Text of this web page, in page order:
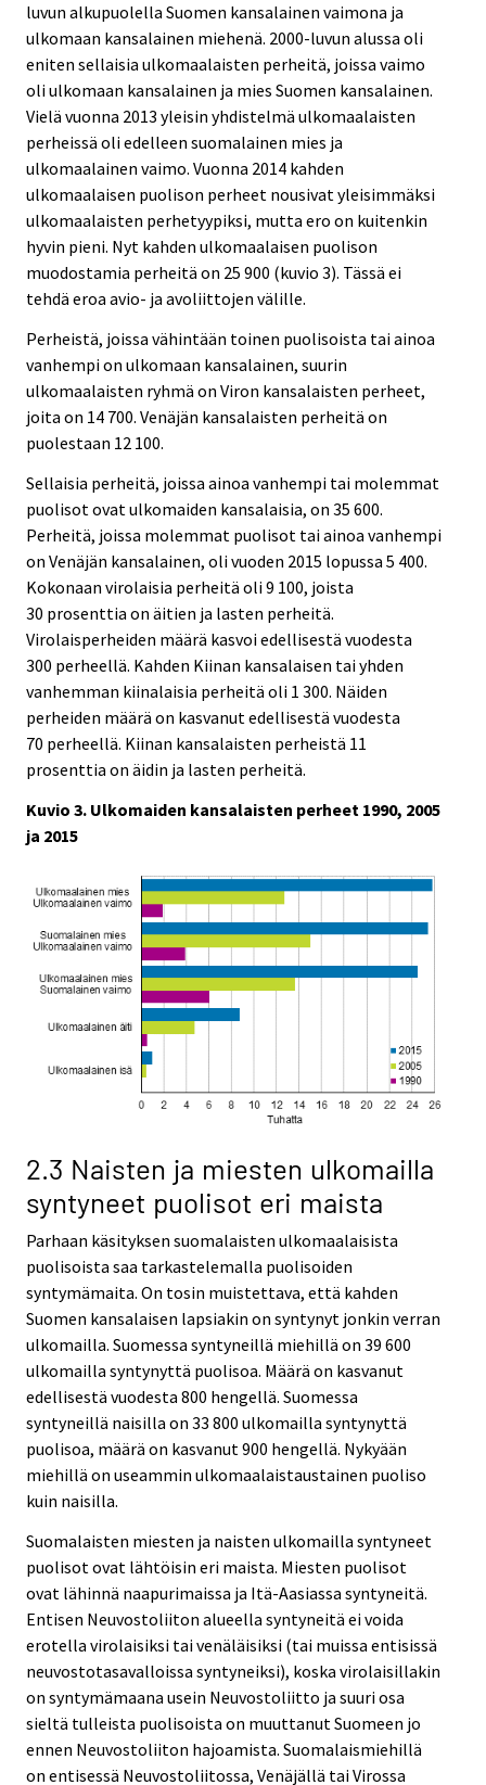
luvun alkupuolella Suomen kansalainen vaimona ja
ulkomaan kansalainen miehenä. 2000-luvun alussa oli
eniten sellaisia ulkomaalaisten perheitä, joissa vaimo
oli ulkomaan kansalainen ja mies Suomen kansalainen.
Vielä vuonna 2013 yleisin yhdistelmä ulkomaalaisten
perheissä oli edelleen suomalainen mies ja
ulkomaalainen vaimo. Vuonna 2014 kahden
ulkomaalaisen puolison perheet nousivat yleisimmäksi
ulkomaalaisten perhetyypiksi, mutta ero on kuitenkin
hyvin pieni. Nyt kahden ulkomaalaisen puolison
muodostamia perheitä on 25 900 (kuvio 3). Tässä ei
tehdä eroa avio- ja avoliittojen välille.
Perheistä, joissa vähintään toinen puolisoista tai ainoa
vanhempi on ulkomaan kansalainen, suurin
ulkomaalaisten ryhmä on Viron kansalaisten perheet,
joita on 14 700. Venäjän kansalaisten perheitä on
puolestaan 12 100.
Sellaisia perheitä, joissa ainoa vanhempi tai molemmat
puolisot ovat ulkomaiden kansalaisia, on 35 600.
Perheitä, joissa molemmat puolisot tai ainoa vanhempi
on Venäjän kansalainen, oli vuoden 2015 lopussa 5 400.
Kokonaan virolaisia perheitä oli 9 100, joista
30 prosenttia on äitien ja lasten perheitä.
Virolaisperheiden määrä kasvoi edellisestä vuodesta
300 perheellä. Kahden Kiinan kansalaisen tai yhden
vanhemman kiinalaisia perheitä oli 1 300. Näiden
perheiden määrä on kasvanut edellisestä vuodesta
70 perheellä. Kiinan kansalaisten perheistä 11
prosenttia on äidin ja lasten perheitä.
Kuvio 3. Ulkomaiden kansalaisten perheet 1990, 2005
ja 2015
2.3 Naisten ja miesten ulkomailla
syntyneet puolisot eri maista
Parhaan käsityksen suomalaisten ulkomaalaisista
puolisoista saa tarkastelemalla puolisoiden
syntymämaita. On tosin muistettava, että kahden
Suomen kansalaisen lapsiakin on syntynyt jonkin verran
ulkomailla. Suomessa syntyneillä miehillä on 39 600
ulkomailla syntynyttä puolisoa. Määrä on kasvanut
edellisestä vuodesta 800 hengellä. Suomessa
syntyneillä naisilla on 33 800 ulkomailla syntynyttä
puolisoa, määrä on kasvanut 900 hengellä. Nykyään
miehillä on useammin ulkomaalaistaustainen puoliso
kuin naisilla.
Suomalaisten miesten ja naisten ulkomailla syntyneet
puolisot ovat lähtöisin eri maista. Miesten puolisot
ovat lähinnä naapurimaissa ja Itä-Aasiassa syntyneitä.
Entisen Neuvostoliiton alueella syntyneitä ei voida
erotella virolaisiksi tai venäläisiksi (tai muissa entisissä
neuvostotasavalloissa syntyneiksi), koska virolaisillakin
on syntymämaana usein Neuvostoliitto ja suuri osa
sieltä tulleista puolisoista on muuttanut Suomeen jo
ennen Neuvostoliiton hajoamista. Suomalaismiehillä
on entisessä Neuvostoliitossa, Venäjällä tai Virossa